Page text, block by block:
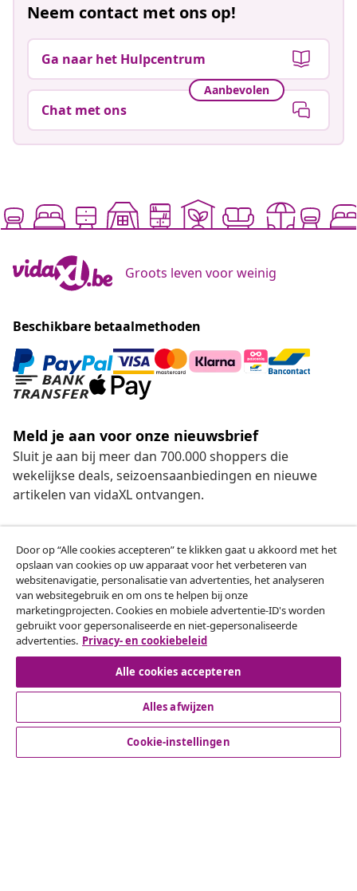
Neem contact met ons op!
Ga naar het Hulpcentrum
Aanbevolen
Chat met ons
Groots leven voor weinig
Beschikbare betaalmethoden
Meld je aan voor onze nieuwsbrief
Sluit je aan bij meer dan 700.000 shoppers die
wekelijkse deals, seizoensaanbiedingen en nieuwe
artikelen van vidaXL ontvangen.
Herroeping van de overeenkomst
Een annulering voor je bestelling indienen
Herroeping van de overeenkomst
Door op “Alle cookies accepteren” te klikken gaat u akkoord met het
opslaan van cookies op uw apparaat voor het verbeteren van
websitenavigatie, personalisatie van advertenties, het analyseren
van websitegebruik en om ons te helpen bij onze
marketingprojecten. Cookies en mobiele advertentie-ID's worden
gebruikt voor gepersonaliseerde en niet-gepersonaliseerde
advertenties. Privacy- en cookiebeleid
Alle cookies accepteren
Alles afwijzen
Cookie-instellingen